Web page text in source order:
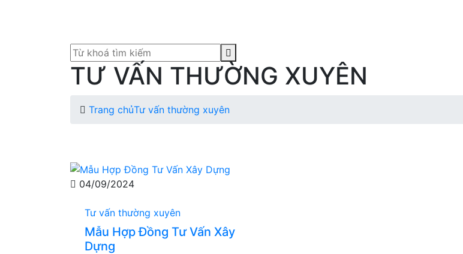
TƯ VẤN THƯỜNG XUYÊN
Trang chủTư vấn thường xuyên
04/09/2024
Tư vấn thường xuyên
Mẫu Hợp Đồng Tư Vấn Xây
Dựng